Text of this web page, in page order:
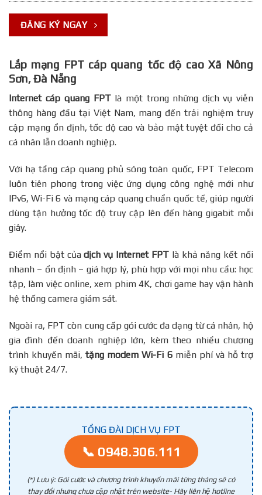
ĐĂNG KÝ NGAY
Lắp mạng FPT cáp quang tốc độ cao Xã Nông
Sơn, Đà Nẵng
Internet cáp quang FPTlà một trong những dịch vụ viễn
thông hàng đầu tại Việt Nam, mang đến trải nghiệm truy
cập mạng ổn định, tốc độ cao và bảo mật tuyệt đối cho cả
cá nhân lẫn doanh nghiệp.
Với hạ tầng cáp quang phủ sóng toàn quốc, FPT Telecom
luôn tiên phong trong việc ứng dụng công nghệ mới như
IPv6, Wi-Fi 6 và mạng cáp quang chuẩn quốc tế, giúp người
dùng tận hưởng tốc độ truy cập lên đến hàng gigabit mỗi
giây.
Điểm nổi bật củadịch vụ Internet FPTlà khả năng kết nối
nhanh – ổn định – giá hợp lý, phù hợp với mọi nhu cầu: học
tập, làm việc online, xem phim 4K, chơi game hay vận hành
hệ thống camera giám sát.
Ngoài ra, FPT còn cung cấp gói cước đa dạng từ cá nhân, hộ
gia đình đến doanh nghiệp lớn, kèm theo nhiều chương
trình khuyến mãi, tặng modem Wi-Fi 6miễn phí và hỗ trợ
kỹ thuật 24/7.
TỔNG ĐÀI DỊCH VỤ FPT
📞 0948.306.111
(*) Lưu ý: Gói cước và chương trình khuyến mãi từng tháng sẽ có
thay đổi nhưng chưa cập nhật trên website- Hãy liên hệ hotline